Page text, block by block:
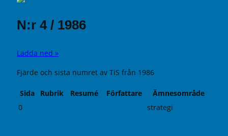
N:r 4 / 1986
Ladda ned »
Fjärde och sista numret av TiS från 1986
Sida Rubrik Resumé Författare
Ämnesområde
0
strategi